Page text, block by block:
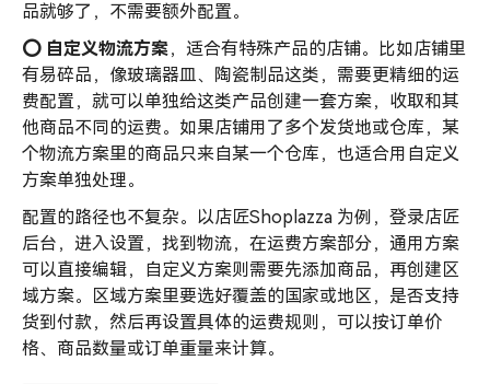
品就够了，不需要额外配置。
⭕️ 自定义物流方案，适合有特殊产品的店铺。比如店铺里
有易碎品，像玻璃器皿、陶瓷制品这类，需要更精细的运
费配置，就可以单独给这类产品创建一套方案，收取和其
他商品不同的运费。如果店铺用了多个发货地或仓库，某
个物流方案里的商品只来自某一个仓库，也适合用自定义
方案单独处理。
配置的路径也不复杂。以店匠Shoplazza 为例，登录店匠
后台，进入设置，找到物流，在运费方案部分，通用方案
可以直接编辑，自定义方案则需要先添加商品，再创建区
域方案。区域方案里要选好覆盖的国家或地区，是否支持
货到付款，然后再设置具体的运费规则，可以按订单价
格、商品数量或订单重量来计算。